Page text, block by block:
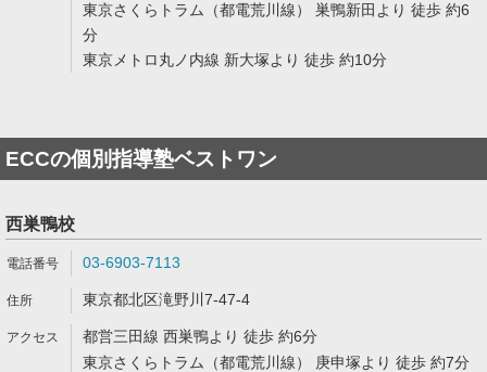
東京さくらトラム（都電荒川線） 巣鴨新田より 徒歩 約6
分
東京メトロ丸ノ内線 新大塚より 徒歩 約10分
ECCの個別指導塾ベストワン
西巣鴨校
03-6903-7113
東京都北区滝野川7-47-4
都営三田線 西巣鴨より 徒歩 約6分
東京さくらトラム（都電荒川線） 庚申塚より 徒歩 約7分